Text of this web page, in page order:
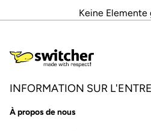
Keine Elemente
INFORMATION SUR
À propos de nous